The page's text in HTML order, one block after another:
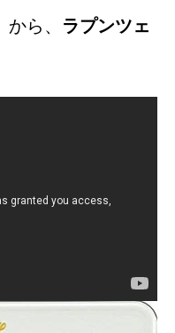
から、 ラプンツェ